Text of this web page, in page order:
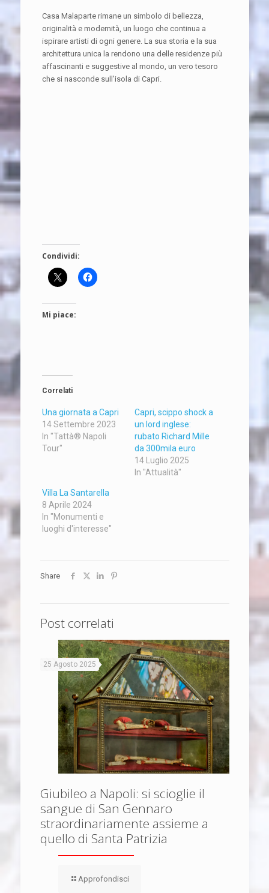
Casa Malaparte rimane un simbolo di bellezza,
originalità e modernità, un luogo che continua a
ispirare artisti di ogni genere. La sua storia e la sua
architettura unica la rendono una delle residenze più
affascinanti e suggestive al mondo, un vero tesoro
che si nasconde sull’isola di Capri.
Condividi:
Mi piace:
Correlati
Una giornata a Capri
14 Settembre 2023
In "Tattà® Napoli
Tour"
Capri, scippo shock a
un lord inglese:
rubato Richard Mille
da 300mila euro
14 Luglio 2025
In "Attualità"
Villa La Santarella
8 Aprile 2024
In "Monumenti e
luoghi d'interesse"
Share
Post correlati
25 Agosto 2025
Giubileo a Napoli: si scioglie il
sangue di San Gennaro
straordinariamente assieme a
quello di Santa Patrizia
Approfondisci